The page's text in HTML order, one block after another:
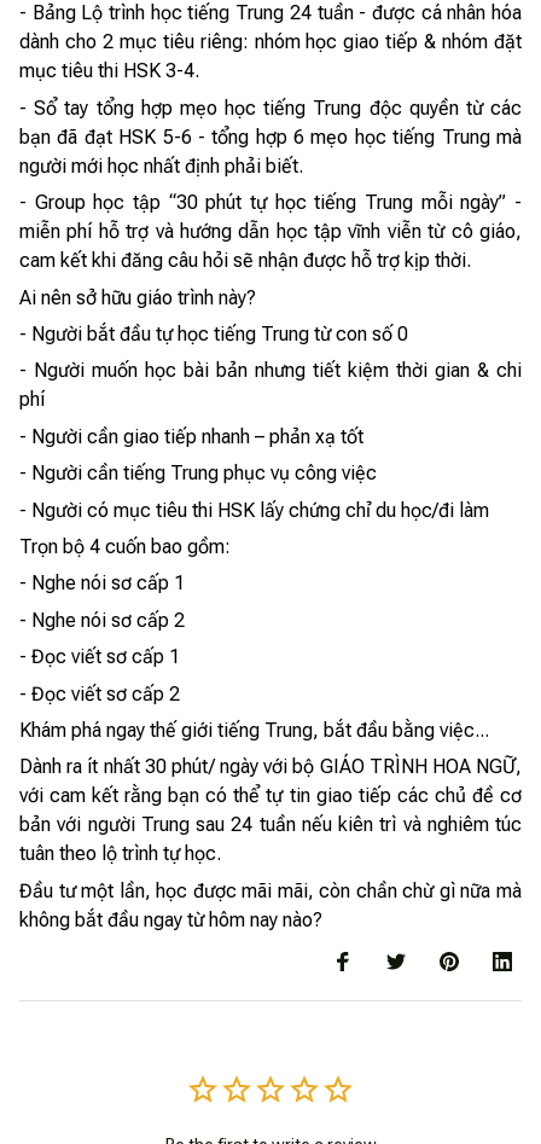
- Bảng Lộ trình học tiếng Trung 24 tuần - được cá nhân hóa
dành cho 2 mục tiêu riêng: nhóm học giao tiếp & nhóm đặt
mục tiêu thi HSK 3-4.
- Sổ tay tổng hợp mẹo học tiếng Trung độc quyền từ các
bạn đã đạt HSK 5-6 - tổng hợp 6 mẹo học tiếng Trung mà
người mới học nhất định phải biết.
- Group học tập “30 phút tự học tiếng Trung mỗi ngày” -
miễn phí hỗ trợ và hướng dẫn học tập vĩnh viễn từ cô giáo,
cam kết khi đăng câu hỏi sẽ nhận được hỗ trợ kịp thời.
Ai nên sở hữu giáo trình này?
- Người bắt đầu tự học tiếng Trung từ con số 0
- Người muốn học bài bản nhưng tiết kiệm thời gian & chi
phí
- Người cần giao tiếp nhanh – phản xạ tốt
- Người cần tiếng Trung phục vụ công việc
- Người có mục tiêu thi HSK lấy chứng chỉ du học/đi làm
Trọn bộ 4 cuốn bao gồm:
- Nghe nói sơ cấp 1
- Nghe nói sơ cấp 2
- Đọc viết sơ cấp 1
- Đọc viết sơ cấp 2
Khám phá ngay thế giới tiếng Trung, bắt đầu bằng việc...
Dành ra ít nhất 30 phút/ ngày với bộ GIÁO TRÌNH HOA NGỮ,
với cam kết rằng bạn có thể tự tin giao tiếp các chủ đề cơ
bản với người Trung sau 24 tuần nếu kiên trì và nghiêm túc
tuân theo lộ trình tự học.
Đầu tư một lần, học được mãi mãi, còn chần chừ gì nữa mà
không bắt đầu ngay từ hôm nay nào?